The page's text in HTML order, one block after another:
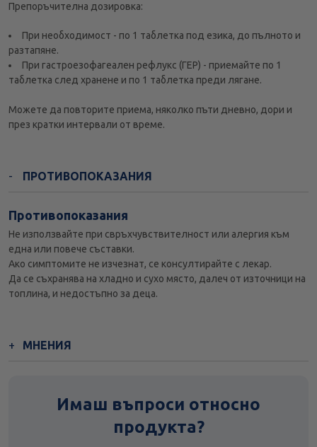
Препоръчителна дозировка:
При необходимост - по 1 таблетка под езика, до пълното и
разтапяне.
При гастроезофагеален рефлукс (ГЕР) - приемайте по 1
таблетка след хранене и по 1 таблетка преди лягане.
Можете да повторите приема, няколко пъти дневно, дори и
през кратки интервали от време.
ПРОТИВОПОКАЗАНИЯ
Противопоказания
Не използвайте при свръхчувствителност или алергия към
една или повече съставки.
Ако симптомите не изчезнат, се консултирайте с лекар.
Да се съхранява на хладно и сухо място, далеч от източници на
топлина, и недостъпно за деца.
МНЕНИЯ
Имаш въпроси относно
продукта?